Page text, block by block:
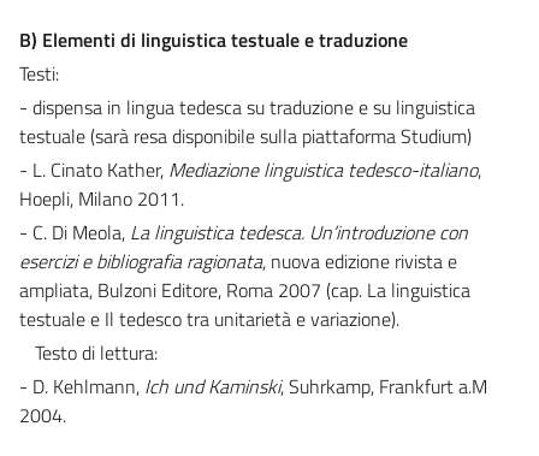
B) Elementi di linguistica testuale e traduzione
Testi:
- dispensa in lingua tedesca su traduzione e su linguistica
testuale (sarà resa disponibile sulla piattaforma Studium)
- L. Cinato Kather, Mediazione linguistica tedesco-italiano,
Hoepli, Milano 2011.
- C. Di Meola, La linguistica tedesca. Un’introduzione con
esercizi e bibliografia ragionata, nuova edizione rivista e
ampliata, Bulzoni Editore, Roma 2007 (cap. La linguistica
testuale e Il tedesco tra unitarietà e variazione).
Testo di lettura:
- D. Kehlmann, Ich und Kaminski, Suhrkamp, Frankfurt a.M
2004.